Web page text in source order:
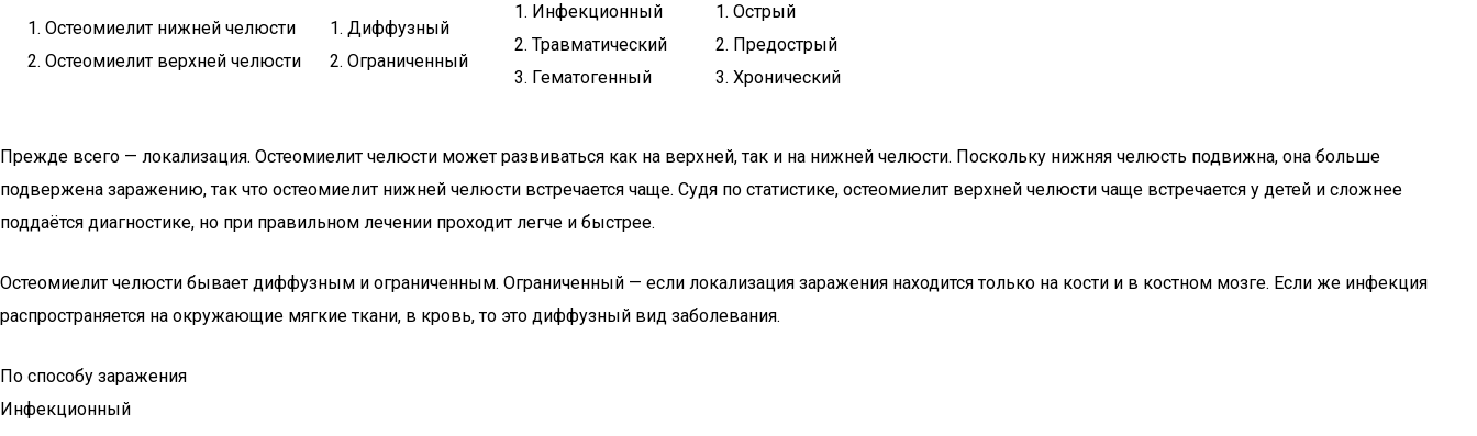
Остеомиелит нижней челюсти
Остеомиелит верхней челюсти
Диффузный
Ограниченный
Инфекционный
Травматический
Гематогенный
Острый
Предострый
Хронический
Прежде всего — локализация. Остеомиелит челюсти может развиваться как на верхней, так и на нижней челюсти. Поскольку нижняя челюсть подвижна, она больше
подвержена заражению, так что остеомиелит нижней челюсти встречается чаще. Судя по статистике, остеомиелит верхней челюсти чаще встречается у детей и сложнее
поддаётся диагностике, но при правильном лечении проходит легче и быстрее.
Остеомиелит челюсти бывает диффузным и ограниченным. Ограниченный — если локализация заражения находится только на кости и в костном мозге. Если же инфекция
распространяется на окружающие мягкие ткани, в кровь, то это диффузный вид заболевания.
По способу заражения
Инфекционный